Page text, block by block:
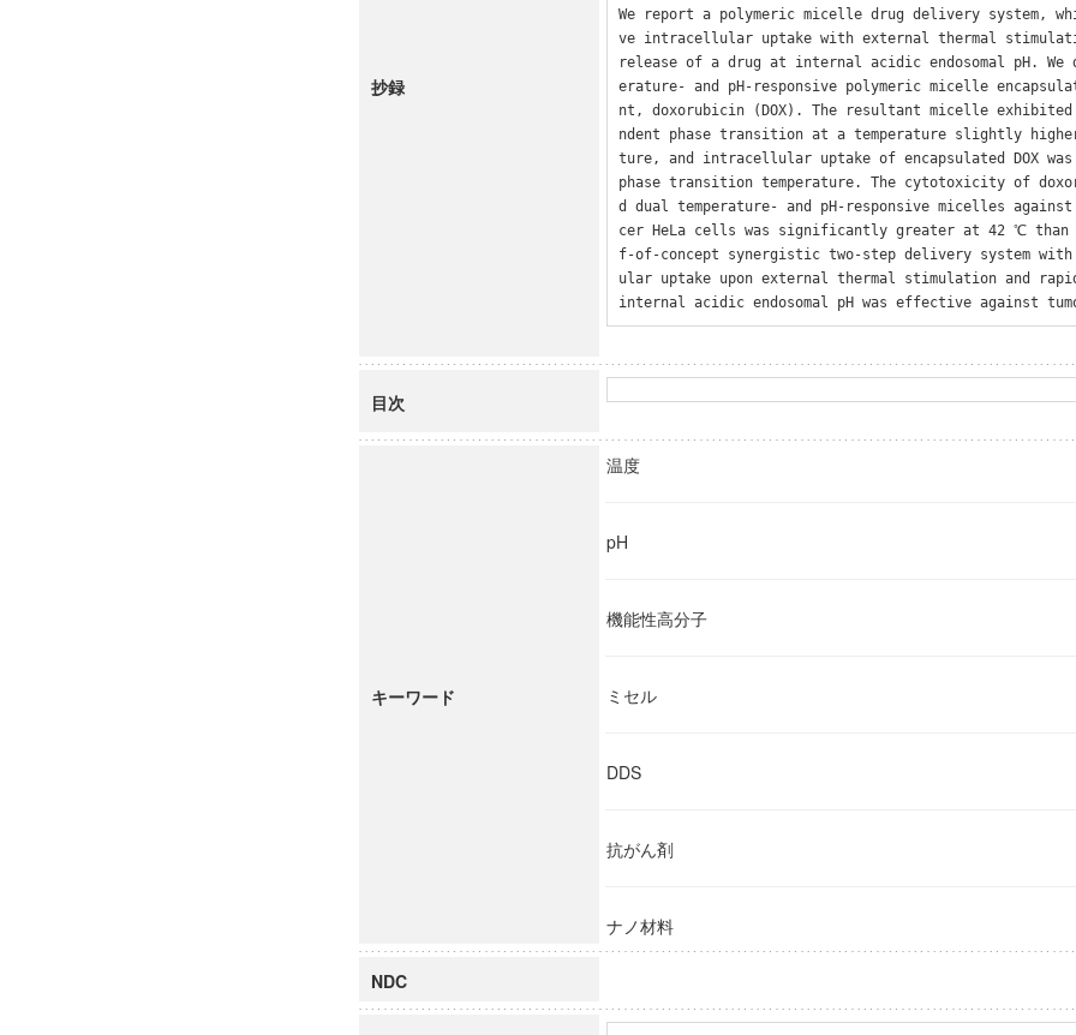
抄録
We report a polymeric micelle drug delivery system,
ve intracellular uptake with external thermal
release of a drug at internal acidic endosomal pH. We
erature- and pH-responsive polymeric micelle
nt, doxorubicin (DOX). The resultant micelle exhibited
ndent phase transition at a temperature slightly
ture, and intracellular uptake of encapsulated DOX was
phase transition temperature. The cytotoxicity of
d dual temperature- and pH-responsive micelles
cer HeLa cells was significantly greater at 42 ℃
f-of-concept synergistic two-step delivery system
ular uptake upon external thermal stimulation and
internal acidic endosomal pH was effective against
目次
キーワード
温度
pH
機能性高分子
ミセル
DDS
抗がん剤
ナノ材料
NDC